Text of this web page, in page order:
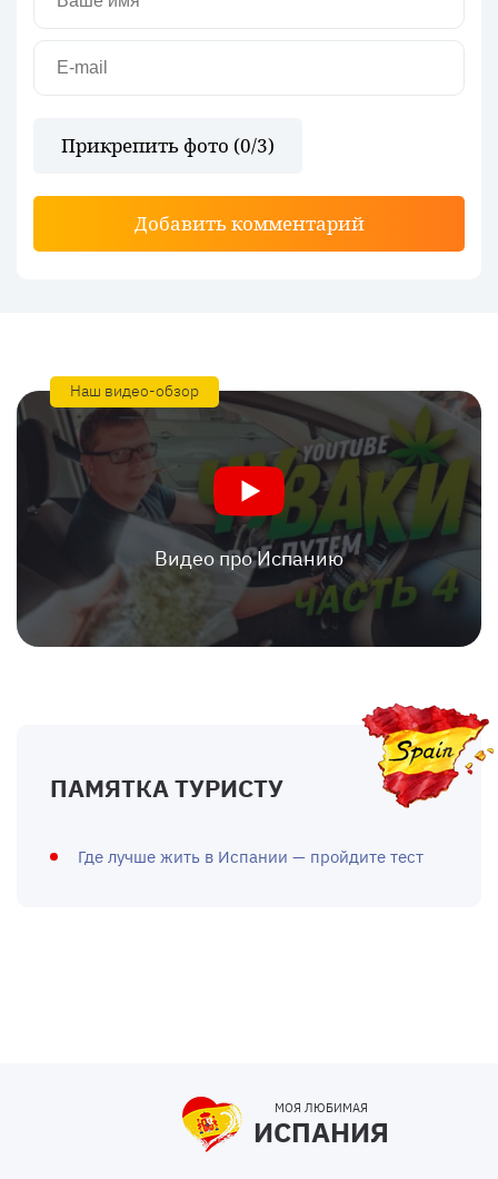
Прикрепить фото (0/3)
Добавить комментарий
Наш видео-обзор
Видео про Испанию
ПАМЯТКА ТУРИСТУ
Где лучше жить в Испании — пройдите тест
МОЯ ЛЮБИМАЯ
ИСПАНИЯ